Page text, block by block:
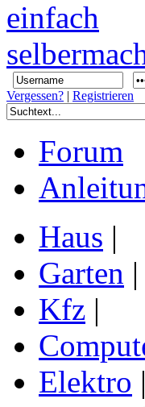
Vergessen? | Registrieren
Forum
Haus |
Garten |
Kfz |
Elektro |